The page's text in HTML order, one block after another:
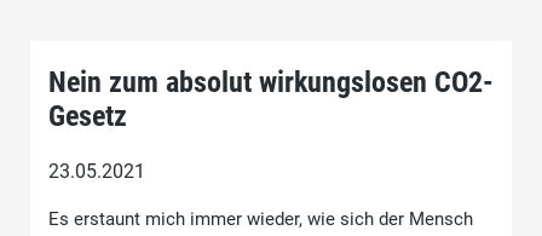
Nein zum absolut wirkungslosen CO2-
Gesetz
23.05.2021
Es erstaunt mich immer wieder, wie sich der Mensch